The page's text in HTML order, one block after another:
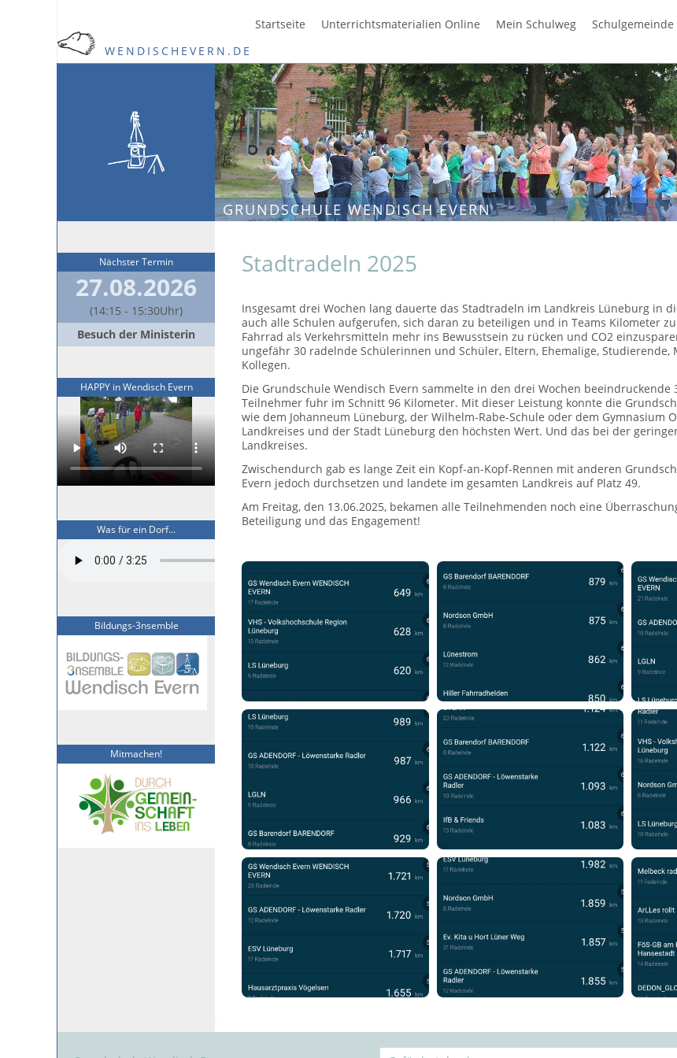
Schulgemeinde
Mein Schulweg
Unterrichtsmaterialien Online
Startseite
WENDISCHEVERN.DE
GRUNDSCHULE WENDISCH EVERN
Nächster Termin
27.08.2026
(14:15 - 15:30Uhr)
Besuch der Ministerin
HAPPY in Wendisch Evern
Was für ein Dorf...
Bildungs-3nsemble
Mitmachen!
Stadtradeln 2025
Insgesamt drei Wochen lang dauerte das Stadtradeln im Landkreis Lüneburg in
auch alle Schulen aufgerufen, sich daran zu beteiligen und in Teams Kilometer
Fahrrad als Verkehrsmitteln mehr ins Bewusstsein zu rücken und CO2
ungefähr 30 radelnde Schülerinnen und Schüler, Eltern, Ehemalige,
Kollegen.
Die Grundschule Wendisch Evern sammelte in den drei Wochen
Teilnehmer fuhr im Schnitt 96 Kilometer. Mit dieser Leistung konnte die
wie dem Johanneum Lüneburg, der Wilhelm-Rabe-Schule oder dem
Landkreises und der Stadt Lüneburg den höchsten Wert. Und das bei der
Landkreises.
Zwischendurch gab es lange Zeit ein Kopf-an-Kopf-Rennen mit anderen
Evern jedoch durchsetzen und landete im gesamten Landkreis auf Platz 49.
Am Freitag, den 13.06.2025, bekamen alle Teilnehmenden noch eine
Beteiligung und das Engagement!